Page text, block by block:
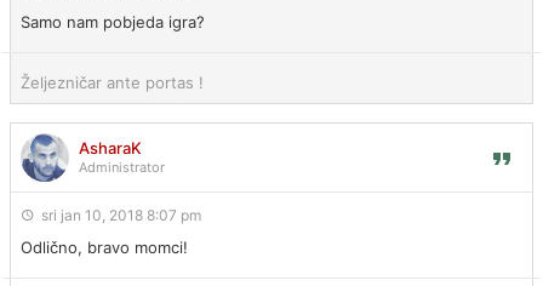
Samo nam pobjeda igra?
Željezničar ante portas !
AsharaK
Administrator
sri jan 10, 2018 8:07 pm
Odlično, bravo momci!